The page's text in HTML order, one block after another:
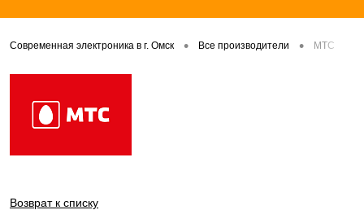
Современная электроника в г. Омск • Все производители • МТС
Возврат к списку